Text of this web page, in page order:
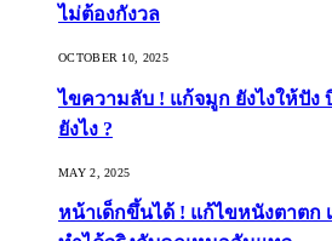
ไม่ต้องกังวล
OCTOBER 10, 2025
ไขความลับ ! แก้จมูก ยังไงให้ปัง
ยังไง ?
MAY 2, 2025
หน้าเด็กขึ้นได้ ! แก้ไขหนังตาตก